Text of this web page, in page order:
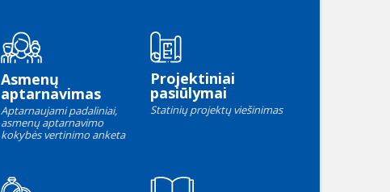
Asmenų
aptarnavimas
Aptarnaujami padaliniai,
asmenų aptarnavimo
kokybės vertinimo anketa
Projektiniai
pasiūlymai
Statinių projektų viešinimas